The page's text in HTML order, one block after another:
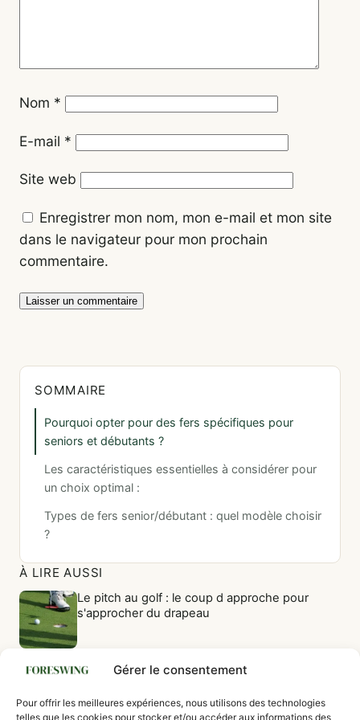
Gérer le consentement
Pour offrir les meilleures expériences, nous utilisons des technologies
telles que les cookies pour stocker et/ou accéder aux informations des
Nom *
E-mail *
Site web
Enregistrer mon nom, mon e-mail et mon site
dans le navigateur pour mon prochain
commentaire.
SOMMAIRE
Pourquoi opter pour des fers spécifiques pour
seniors et débutants ?
Les caractéristiques essentielles à considérer pour
un choix optimal :
Types de fers senior/débutant : quel modèle choisir
?
À LIRE AUSSI
Le pitch au golf : le coup d approche pour
s'approcher du drapeau
Golf : Records, anecdotes et légendes
Nutrition du golfeur : les aliments à privilégier